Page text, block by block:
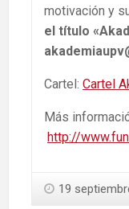
motivación y
el título
Cartel: Cartel
Más
http://
19